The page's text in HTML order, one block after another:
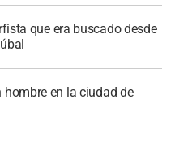
que era buscado desde
hombre en la ciudad de